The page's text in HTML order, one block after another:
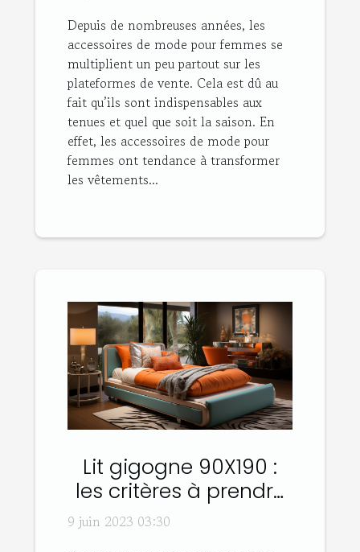
Depuis de nombreuses années, les
accessoires de mode pour femmes se
multiplient un peu partout sur les
plateformes de vente. Cela est dû au
fait qu’ils sont indispensables aux
tenues et quel que soit la saison. En
effet, les accessoires de mode pour
femmes ont tendance à transformer
les vêtements...
Lit gigogne 90X190 :
les critères à prendre
en compte son choix
9 juin 2023 03:30